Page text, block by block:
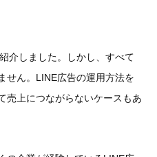
介しました。しかし、すべて
せん。LINE広告の運用方法を
売上につながらないケースもあ